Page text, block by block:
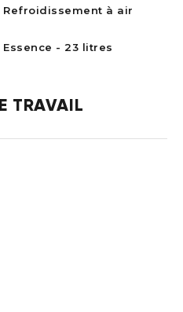
Refroidissement à air
Essence - 23 litres
TRAVAIL